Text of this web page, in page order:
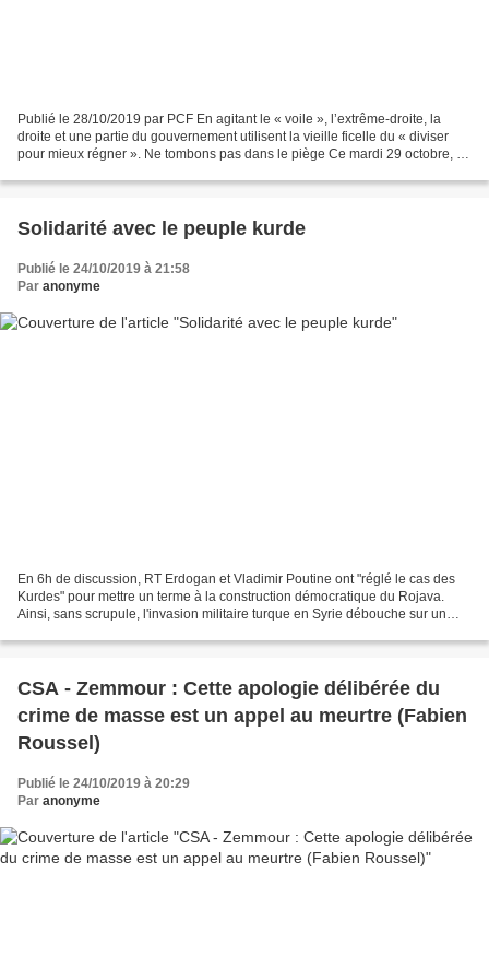
Publié le 28/10/2019 par PCF En agitant le « voile », l’extrême-droite, la
droite et une partie du gouvernement utilisent la vieille ficelle du « diviser
pour mieux régner ». Ne tombons pas dans le piège Ce mardi 29 octobre, la
Solidarité avec le peuple kurde
Publié le 24/10/2019 à 21:58
Par anonyme
En 6h de discussion, RT Erdogan et Vladimir Poutine ont "réglé le cas des
Kurdes" pour mettre un terme à la construction démocratique du Rojava.
Ainsi, sans scrupule, l'invasion militaire turque en Syrie débouche sur un
CSA - Zemmour : Cette apologie délibérée du
crime de masse est un appel au meurtre (Fabien
Roussel)
Publié le 24/10/2019 à 20:29
Par anonyme